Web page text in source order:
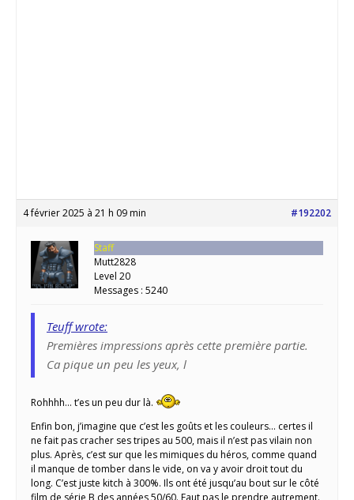
4 février 2025 à 21 h 09 min #192202
Staff
Mutt2828
Level 20
Messages : 5240
Teuff wrote:
Premières impressions après cette première partie.
Ca pique un peu les yeux, l
Rohhhh… t’es un peu dur là.
Enfin bon, j’imagine que c’est les goûts et les couleurs… certes il
ne fait pas cracher ses tripes au 500, mais il n’est pas vilain non
plus. Après, c’est sur que les mimiques du héros, comme quand
il manque de tomber dans le vide, on va y avoir droit tout du
long. C’est juste kitch à 300%. Ils ont été jusqu’au bout sur le côté